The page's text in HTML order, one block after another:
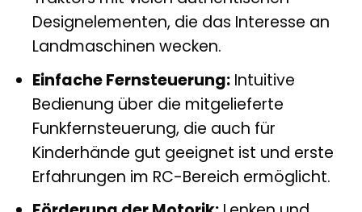
Designelementen, die das Interesse an
Landmaschinen wecken.
Einfache Fernsteuerung:Intuitive
Bedienung über die mitgelieferte
Funkfernsteuerung, die auch für
Kinderhände gut geeignet ist und erste
Erfahrungen im RC-Bereich ermöglicht.